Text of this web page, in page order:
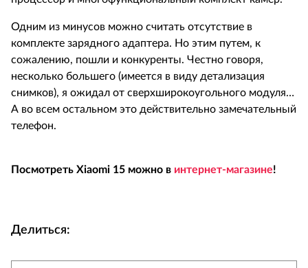
Одним из минусов можно считать отсутствие в
комплекте зарядного адаптера. Но этим путем, к
сожалению, пошли и конкуренты. Честно говоря,
несколько большего (имеется в виду детализация
снимков), я ожидал от сверхширокоугольного модуля…
А во всем остальном это действительно замечательный
телефон.
Посмотреть Xiaomi 15 можно в интернет-магазине!
Делиться: